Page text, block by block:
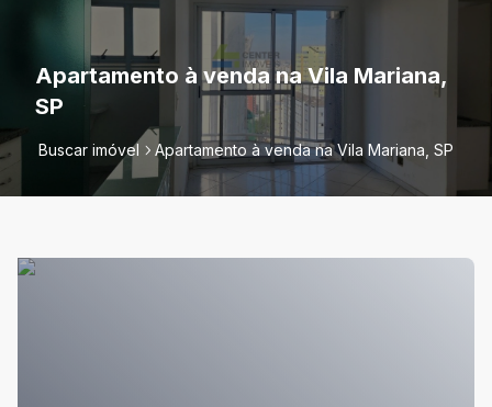
Apartamento à venda na Vila Mariana,
SP
Buscar imóvel Apartamento à venda na Vila Mariana, SP